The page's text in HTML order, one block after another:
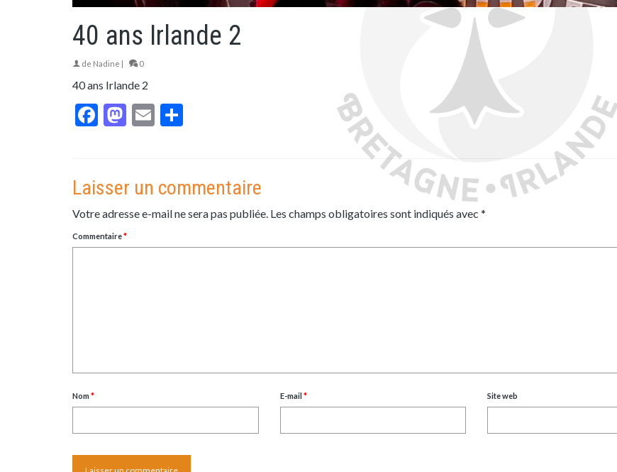
40 ans Irlande 2
de Nadine 0
40 ans Irlande 2
Facebook
Mastodon
Email
Laisser un commentaire
Votre adresse e-mail ne sera pas publiée. Les champs obligatoires sont indiqués avec *
Commentaire*
Nom* E-mail * Site web